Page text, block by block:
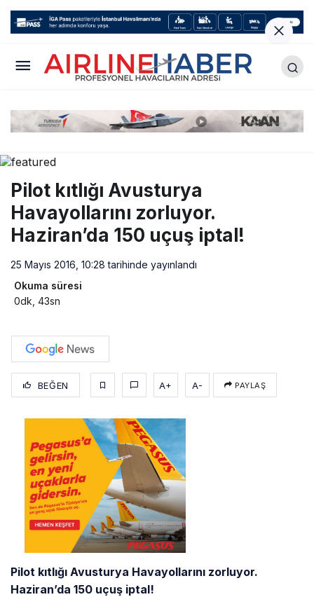
Pilot kıtlığı Avusturya
Havayollarını zorluyor.
Haziran’da 150 uçuş iptal!
25 Mayıs 2016, 10:28 tarihinde yayınlandı
Okuma süresi
0dk, 43sn
BEĞEN A+ A- PAYLAŞ
Pilot kıtlığı Avusturya Havayollarını zorluyor.
Haziran’da 150 uçuş iptal!